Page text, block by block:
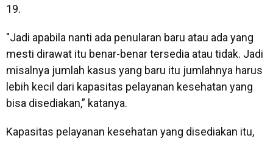
19.
"Jadi apabila nanti ada penularan baru atau ada yang
mesti dirawat itu benar-benar tersedia atau tidak. Jadi
misalnya jumlah kasus yang baru itu jumlahnya harus
lebih kecil dari kapasitas pelayanan kesehatan yang
bisa disediakan,” katanya.
Kapasitas pelayanan kesehatan yang disediakan itu,